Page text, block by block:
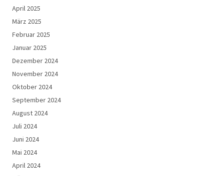
April 2025
März 2025
Februar 2025
Januar 2025
Dezember 2024
November 2024
Oktober 2024
September 2024
August 2024
Juli 2024
Juni 2024
Mai 2024
April 2024